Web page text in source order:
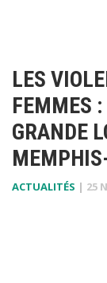
LES
FEMMES
GRANDE
ACTUALITÉS | 25